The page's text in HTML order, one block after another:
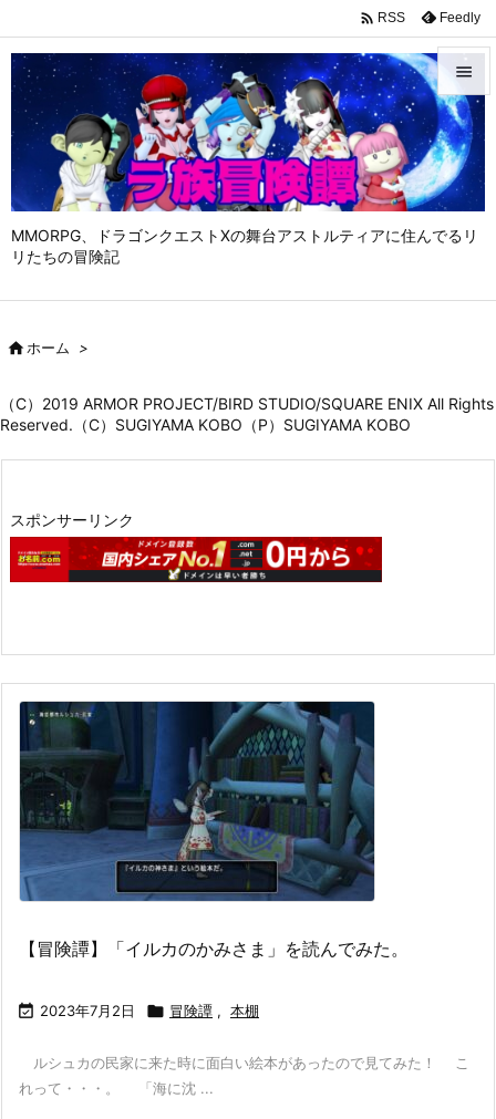
MMORPG、ドラゴンクエストⅩの舞台アストルティアに住んでるリ
リたちの冒険記


メニュ

サイド

 RSS Feedly
ホーム >
（C）2019 ARMOR PROJECT/BIRD STUDIO/SQUARE ENIX All Rights
Reserved.（C）SUGIYAMA KOBO（P）SUGIYAMA KOBO
スポンサーリンク
【冒険譚】「イルカのかみさま」を読んでみた。
 2023年7月2日  冒険譚 , 本棚
ルシュカの民家に来た時に面白い絵本があったので見てみた！ こ
れって・・・。 「海に沈 ...